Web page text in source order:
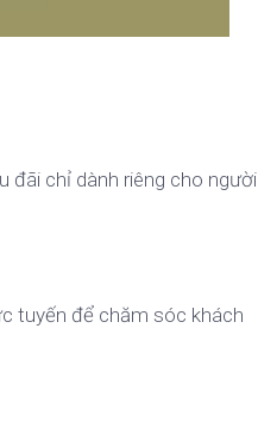
đãi chỉ dành riêng cho người
tuyến để chăm sóc khách